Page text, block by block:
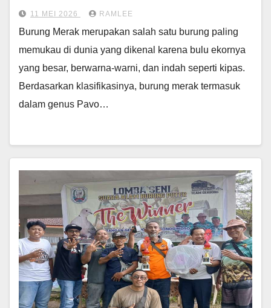
11 MEI 2026 RAMLEE
Burung Merak merupakan salah satu burung paling
memukau di dunia yang dikenal karena bulu ekornya
yang besar, berwarna-warni, dan indah seperti kipas.
Berdasarkan klasifikasinya, burung merak termasuk
dalam genus Pavo…